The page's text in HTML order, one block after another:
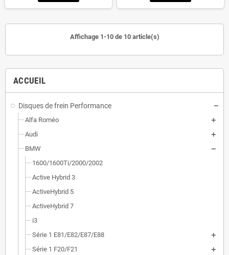
ACCUEIL
Disques de frein Performance
Alfa Roméo
Audi
BMW
1600/1600Ti/2000/2002
Active Hybrid 3
ActiveHybrid 5
ActiveHybrid 7
i3
Série 1 E81/E82/E87/E88
Série 1 F20/F21
Affichage 1-10 de 10 article(s)